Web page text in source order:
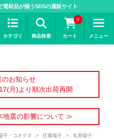
電材品が揃うSDSの通販サイト
カテゴリ 商品検索
0
カート メニュー
のお知らせ
月)より順次出荷再開
地震の影響について ≫
子・コネクタ > 圧着端子 > 丸形端子